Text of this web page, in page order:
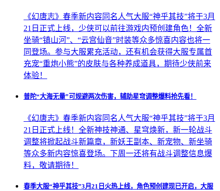
《幻唐志》春季新内容同名人气大服“神乎其技”将于3月
21日正式上线，少侠可以前往游戏内预创建角色！全新
坐骑“镇山河”、“云宫仙音”时装等众多惊喜内容也将一
同登场。参与大服累充活动，还有机会获得大服专属首
充宠“重炮小熊”的皮肤与各种养成道具，期待少侠前来
体验！
普陀“大海无量”可规避两次伤害，辅助星穹调整爆料抢先看！
《幻唐志》春季新内容同名人气大服“神乎其技”将于3月
21日正式上线！全新神技神通、星穹焕新，新一轮战斗
调整将掀起战斗新篇章，新妖王副本、新宠物、新坐骑
等众多新内容惊喜登场。下周一还将有战斗调整信息爆
料，敬请期待！
春季大服“神乎其技”3月21日火热上线，角色预创建现已开启，大服